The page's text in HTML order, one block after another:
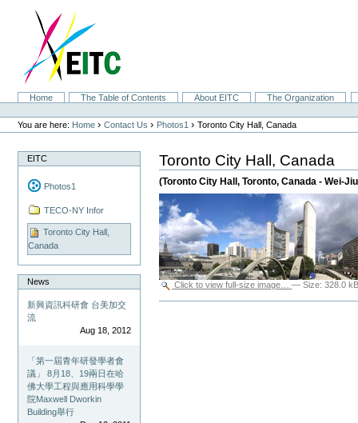
navigation
SectionsHome The Table of Contents About EITC
The Organization
Personal
tools
You are here: Home ›Contact Us › Photos1 ›Toronto City Hall, Canada
EITC
Photos1
TECO-NY Infor
Toronto City Hall,
Canada
News
新興資訊科研會 台美加交
流
Aug 18, 2012
「第一屆青年研發學者會
議」 8月18、19兩日在哈
佛大學工程與應用科學學
院Maxwell Dworkin
Building舉行
Toronto City Hall, Canada
(Toronto City Hall, Toronto, Canada - Wei-
Click to view full-size image… —Size:328.0